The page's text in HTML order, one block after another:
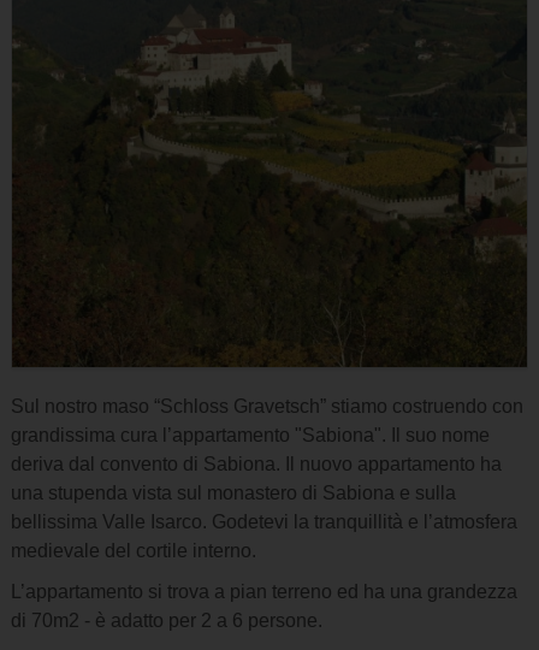
Sul nostro maso “Schloss Gravetsch” stiamo costruendo con
grandissima cura l’appartamento "Sabiona". Il suo nome
deriva dal convento di Sabiona. Il nuovo appartamento ha
una stupenda vista sul monastero di Sabiona e sulla
bellissima Valle Isarco. Godetevi la tranquillità e l’atmosfera
medievale del cortile interno.
L’appartamento si trova a pian terreno ed ha una grandezza
di 70m2 - è adatto per 2 a 6 persone.